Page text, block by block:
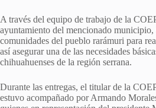
A través del equipo de trabajo de la
ayuntamiento del mencionado municipio,
comunidades del pueblo rarámuri para
así asegurar una de las necesidades
chihuahuenses de la región serrana.
Durante las entregas, el titular de la
estuvo acompañado por Armando